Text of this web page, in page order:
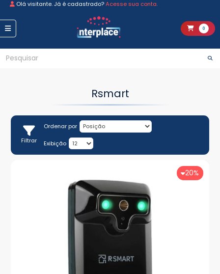
Olá visitante. Já é cadastrado?Acesse sua conta.
0
Rsmart
Filtrar
Ordenar por
Exibição
20%